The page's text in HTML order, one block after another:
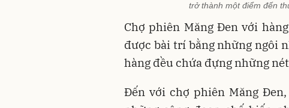
trở thành một điểm đến
Chợ phiên Măng Đen với
được bài trí bằng những ngôi
hàng đều chứa đựng những
Đến với chợ phiên Măng